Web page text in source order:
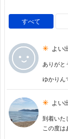
すべて
よい
ありがと
ゆかりん
よい
到着いた
この度